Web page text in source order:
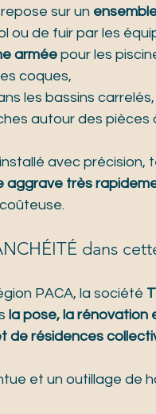
sur un
ou de fuir par les
armée pour les
coques,
les bassins carrelés,
autour des pièces
avec
aggrave très
dans
PACA, la société
la pose, la rénovation
de résidences
et un outillage de